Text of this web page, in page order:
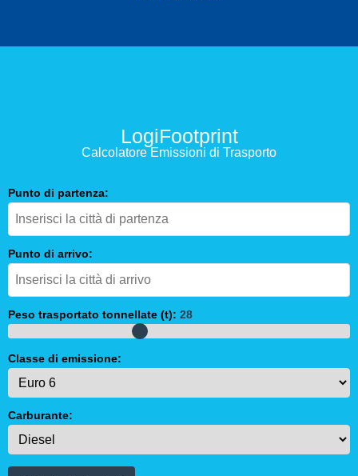
LogiFootprint
Calcolatore Emissioni di Trasporto
Punto di partenza:
Punto di arrivo:
Peso trasportato tonnellate (t): 28
Classe di emissione:
Carburante: